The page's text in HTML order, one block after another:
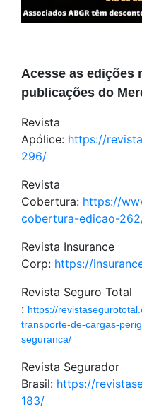
Acesse as edições
publicações do
Revista
Apólice: https://
296/
Revista
Cobertura: https://
cobertura-edicao-
Revista Insurance
Corp: https://
Revista Seguro Total
: https://
transporte-de-cargas-
seguranca/
Revista Segurador
Brasil: https://
183/